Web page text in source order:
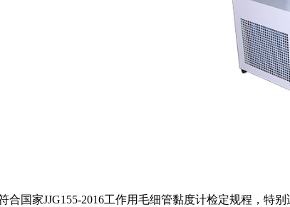
国家JJG155-2016工作用毛细管黏度计检定规程，特